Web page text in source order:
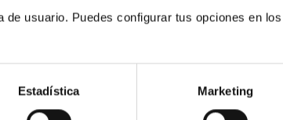
usuario. Puedes configurar tus opciones en los
Estadística Marketing
Visualizo la situación y
conducta, la actitud, el
¿qué quisiera